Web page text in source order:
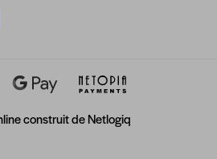
construit deNetlogiq